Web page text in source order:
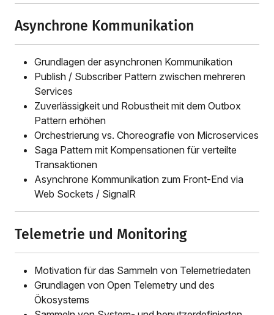
Asynchrone Kommunikation
Grundlagen der asynchronen Kommunikation
Publish / Subscriber Pattern zwischen mehreren
Services
Zuverlässigkeit und Robustheit mit dem Outbox
Pattern erhöhen
Orchestrierung vs. Choreografie von Microservices
Saga Pattern mit Kompensationen für verteilte
Transaktionen
Asynchrone Kommunikation zum Front-End via
Web Sockets / SignalR
Telemetrie und Monitoring
Motivation für das Sammeln von Telemetriedaten
Grundlagen von Open Telemetry und des
Ökosystems